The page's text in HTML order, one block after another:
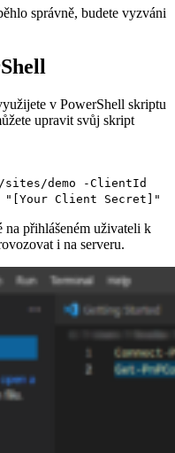
správně, budete vyzváni
v PowerShell skriptu
upravit svůj skript
sites/demo -ClientId
"[Your Client Secret]"
na přihlášeném uživateli k
i na serveru.